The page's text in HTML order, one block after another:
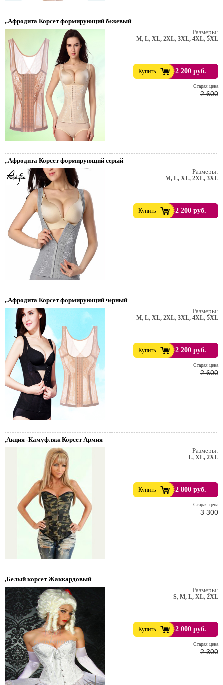
,.Афродита Корсет формирующий бежевый
Размеры:
M, L, XL, 2XL, 3XL, 4XL, 5XL
Купить 2 200 руб.
Cтарая цена
2 600
,.Афродита Корсет формирующий серый
Размеры:
M, L, XL, 2XL, 3XL
Купить 2 200 руб.
,.Афродита Корсет формирующий черный
Размеры:
M, L, XL, 2XL, 3XL, 4XL, 5XL
Купить 2 200 руб.
Cтарая цена
2 600
,Акция -Камуфляж Корсет Армия
Размеры:
L, XL, 2XL
Купить 2 800 руб.
Cтарая цена
3 300
,Белый корсет Жаккардовый
Размеры:
S, M, L, XL, 2XL
Купить 2 000 руб.
Cтарая цена
2 300